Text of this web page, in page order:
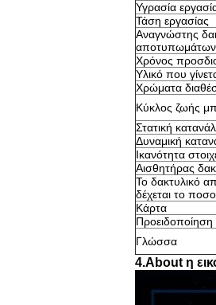
Υγρασία
Τάση εργασίας
Αναγνώστης
αποτυπωμάτων
Χρόνος
Υλικό που
Χρώματα
Κύκλος ζωής
Στατική
Δυναμική
Ικανότητα
Αισθητήρας
Το δακτυλικό
δέχεται το
Κάρτα
Γλώσσα
4.About η